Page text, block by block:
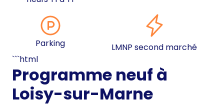
Parking
LMNP second marché
```html
Programme neuf à
Loisy-sur-Marne